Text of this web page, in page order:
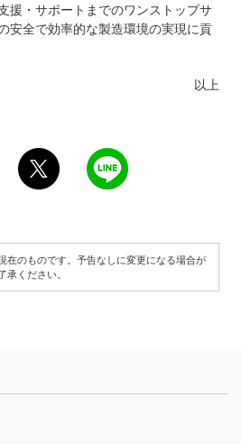
援・サポートまでのワンストップサ
安全で効率的な製造環境の実現に貢
以上
在のものです。予告なしに変更になる場合が
承ください。